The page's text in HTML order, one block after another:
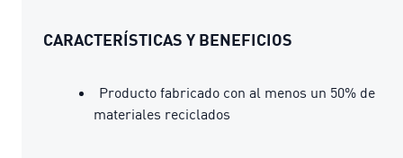
CARACTERÍSTICAS Y BENEFICIOS
Producto fabricado con al menos un 50% de
materiales reciclados